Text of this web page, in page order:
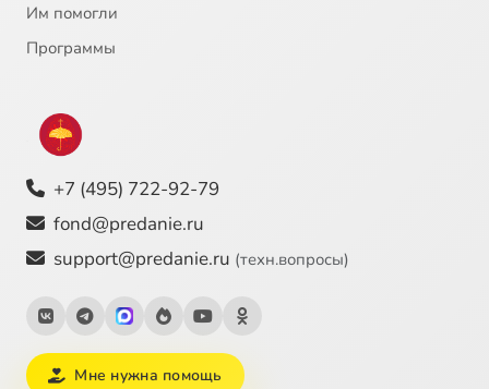
Им помогли
Программы
+7 (495) 722-92-79
fond@predanie.ru
support@predanie.ru (техн.вопросы)
Мне нужна помощь